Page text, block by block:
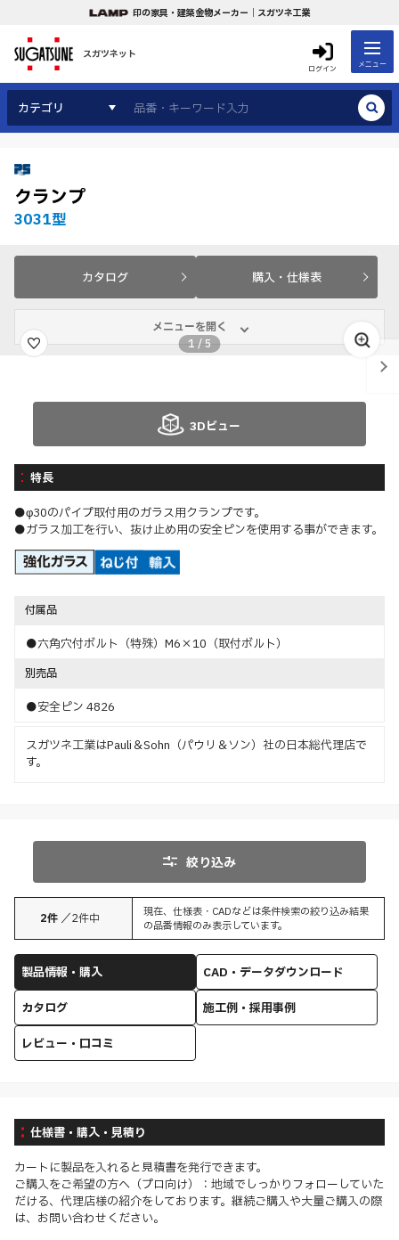
印の家具・建築金物メーカー｜スガツネ工業
スガツネット
ログイン メニュー
カテゴリ
クランプ
3031型
カタログ 購入・仕様表
メニューを開く
1 /5
3Dビュー
特長
●φ30のパイプ取付用のガラス用クランプです。
●ガラス加工を行い、抜け止め用の安全ピンを使用する事ができます。
付属品
●六角穴付ボルト（特殊）M6×10（取付ボルト）
別売品
●安全ピン 4826
スガツネ工業はPauli＆Sohn（パウリ＆ソン）社の日本総代理店で
す。
絞り込み
2件 ／2件中
現在、仕様表・CADなどは条件検索の絞り込み結果
の品番情報のみ表示しています。
製品情報・購入
CAD・データダウンロード
カタログ
施工例・採用事例
レビュー・口コミ
仕様書・購入・見積り
カートに製品を入れると見積書を発行できます。
ご購入をご希望の方へ（プロ向け）：地域でしっかりフォローしていた
だける、代理店様の紹介をしております。継続ご購入や大量ご購入の際
は、お問い合わせください。